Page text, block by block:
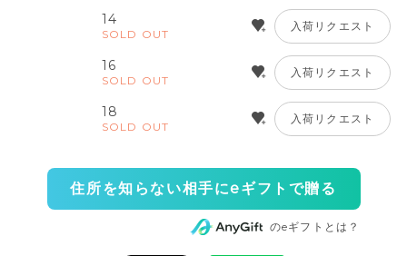
14
SOLD OUT
入荷リクエスト
16
SOLD OUT
入荷リクエスト
18
SOLD OUT
入荷リクエスト
住所を知らない相手にeギフトで贈る
のeギフトとは？